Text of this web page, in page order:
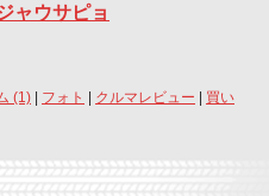
ャウサピョ
(1) フォト クルマレビュー
買い